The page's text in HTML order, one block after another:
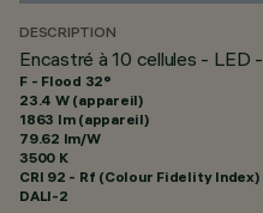
DESCRIPTION
Encastré à 10 cellules -
F - Flood 32°
23.4 W (appareil)
1863 lm (appareil)
79.62 lm/W
3500 K
CRI 92 - Rf (Colour Fidelity Index)
DALI-2